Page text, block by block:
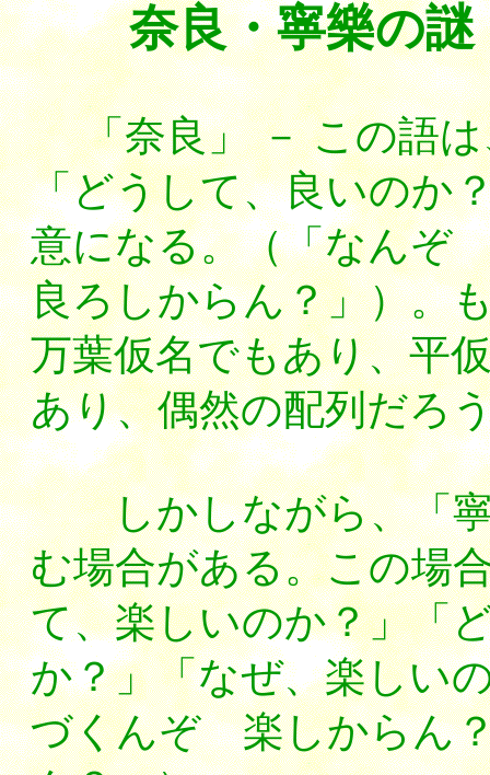
奈良・寧樂の謎
「奈良」 － この語は
「どうして、良いのか
意になる。（「なん
良ろしからん？」）。
万葉仮名でもあり、平
あり、偶然の配列だろ
しかしながら、「寧
む場合がある。この場
て、楽しいのか？」「
か？」「なぜ、楽しい
づくんぞ 楽しからん